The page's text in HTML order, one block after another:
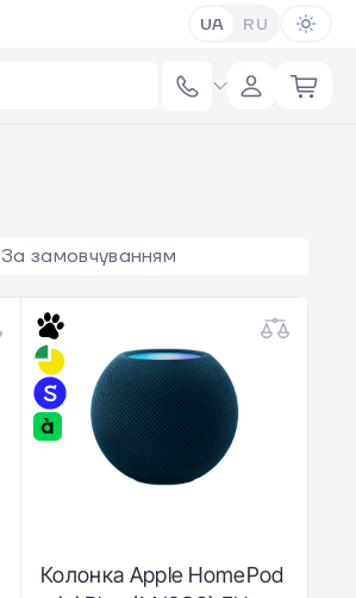
UA RU
За замовчуванням
Колонка Apple HomePod